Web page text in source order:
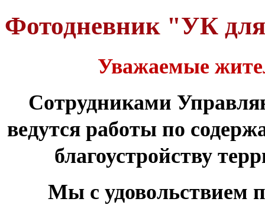
Фотодневник "УК
Уважаемые
Сотрудниками
ведутся работы по
благоустройству
Мы с удовольствием